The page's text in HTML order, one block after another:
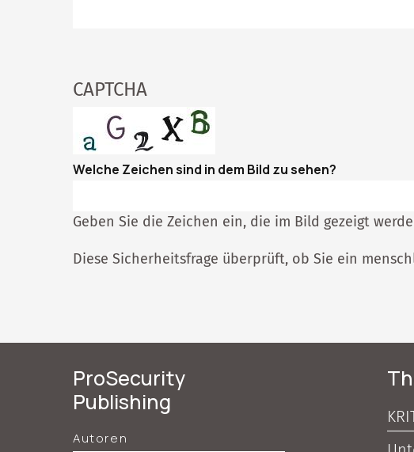
CAPTCHA
Welche Zeichen sind in dem Bild zu sehen?
Geben Sie die Zeichen ein, die im Bild gezeigt
Diese Sicherheitsfrage überprüft, ob Sie ein
ProSecurity
Publishing
Autoren